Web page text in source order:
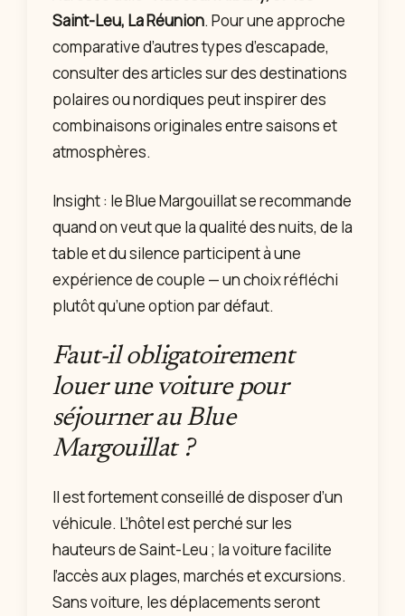
Saint-Leu, La Réunion. Pour une approche
comparative d’autres types d’escapade,
consulter des articles sur des destinations
polaires ou nordiques peut inspirer des
combinaisons originales entre saisons et
atmosphères.
Insight : le Blue Margouillat se recommande
quand on veut que la qualité des nuits, de la
table et du silence participent à une
expérience de couple — un choix réfléchi
plutôt qu’une option par défaut.
Faut-il obligatoirement
louer une voiture pour
séjourner au Blue
Margouillat ?
Il est fortement conseillé de disposer d’un
véhicule. L’hôtel est perché sur les
hauteurs de Saint-Leu ; la voiture facilite
l’accès aux plages, marchés et excursions.
Sans voiture, les déplacements seront